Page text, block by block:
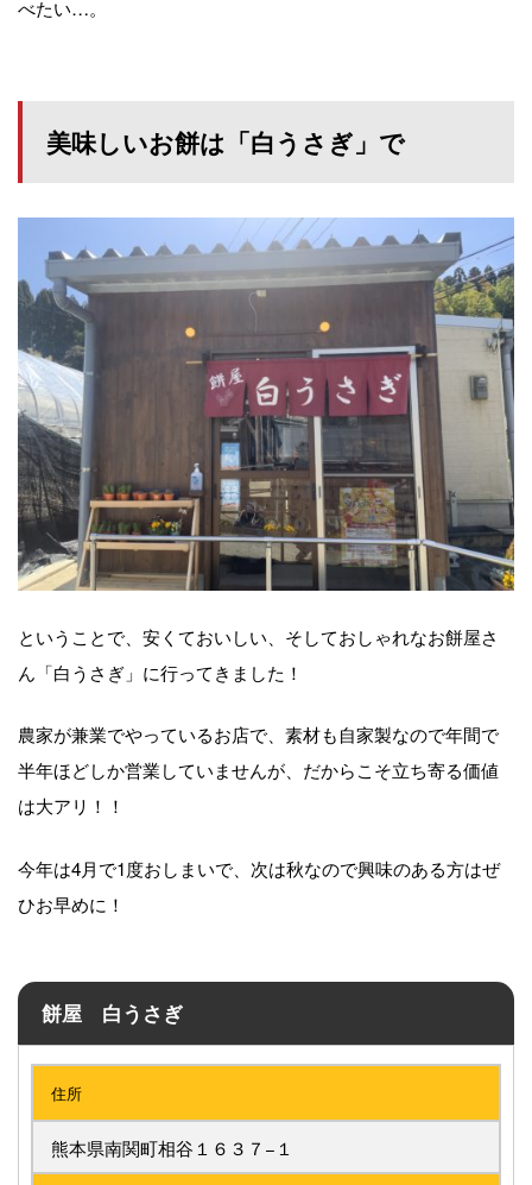
べたい…。
美味しいお餅は「白うさぎ」で
ということで、安くておいしい、そしておしゃれなお餅屋さ
ん「白うさぎ」に行ってきました！
農家が兼業でやっているお店で、素材も自家製なので年間で
半年ほどしか営業していませんが、だからこそ立ち寄る価値
は大アリ！！
今年は4月で1度おしまいで、次は秋なので興味のある方はぜ
ひお早めに！
餅屋 白うさぎ
住所
熊本県南関町相谷１６３７−１